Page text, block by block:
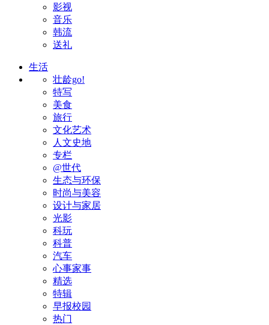
影视
音乐
韩流
送礼
生活
壮龄go!
特写
美食
旅行
文化艺术
人文史地
专栏
@世代
生态与环保
时尚与美容
设计与家居
光影
科玩
科普
汽车
心事家事
精选
特辑
早报校园
热门